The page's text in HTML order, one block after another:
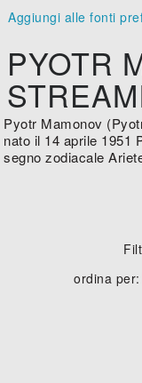
Aggiungi alle fonti
PYOTR
Pyotr Mamonov
nato il 14 aprile 1951
segno zodiacale
ordina